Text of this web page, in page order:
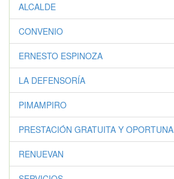
ALCALDE
CONVENIO
ERNESTO ESPINOZA
LA DEFENSORÍA
PIMAMPIRO
PRESTACIÓN GRATUITA Y OPORTUNA
RENUEVAN